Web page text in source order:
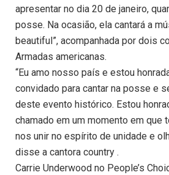
apresentar no dia 20 de janeiro,
posse. Na ocasião, ela cantará a
beautiful”, acompanhada por dois
Armadas americanas.
“Eu amo nosso país e estou
convidado para cantar na posse e
deste evento histórico. Estou
chamado em um momento em que
nos unir no espírito de unidade e
disse a cantora country .
Carrie Underwood no People’s